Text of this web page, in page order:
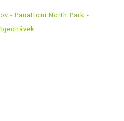
- Panattoni North Park -